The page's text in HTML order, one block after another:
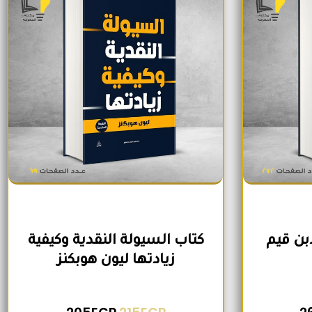
قيم
كتاب السيولة النقدية وكيفية
زيادتها ليون هوبكنز